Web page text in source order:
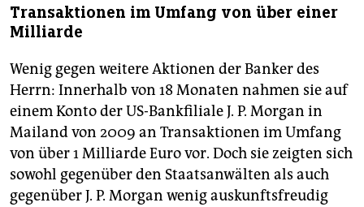
Transaktionen im Umfang von über einer
Milliarde
Wenig gegen weitere Aktionen der Banker des
Herrn: Innerhalb von 18 Monaten nahmen sie auf
einem Konto der US-Bankfiliale J. P. Morgan in
Mailand von 2009 an Transaktionen im Umfang
von über 1 Milliarde Euro vor. Doch sie zeigten sich
sowohl gegenüber den Staatsanwälten als auch
gegenüber J. P. Morgan wenig auskunftsfreudig